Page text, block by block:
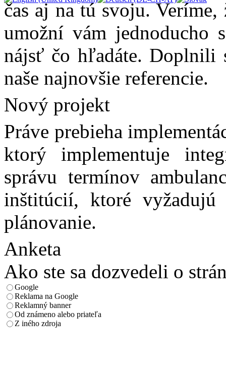
čas aj na tú svoju.
umožní vám jednoducho
nájsť čo hľadáte. Doplnili
naše najnovšie referencie.
Nový projekt
Práve prebieha
ktorý implementuje
správu termínov
inštitúcií, ktoré vyžadujú
plánovanie.
Anketa
Ako ste sa dozvedeli o
Google
Reklama na Google
Reklamný banner
Od známeno alebo priateľa
Z iného zdroja